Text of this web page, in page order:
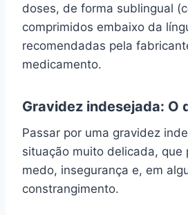
doses, de forma sublingual
comprimidos embaixo da
recomendadas pela
medicamento.
Gravidez indesejada: O
Passar por uma gravidez
situação muito delicada, que
medo, insegurança e, em
constrangimento.